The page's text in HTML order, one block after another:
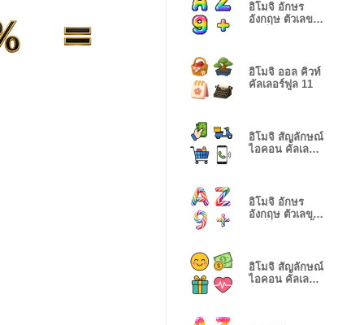
อิโมจิ อักษร
อังกฤษ ตัวเลข
อิโมจิ ออล คิวท์
คัลเลอร์ฟูล 11
อิโมจิ สัญลักษณ์
ไอคอน คัลเลอร์
อิโมจิ อักษร
อังกฤษ ตัวเลข
อิโมจิ สัญลักษณ์
ไอคอน คัลเลอร์